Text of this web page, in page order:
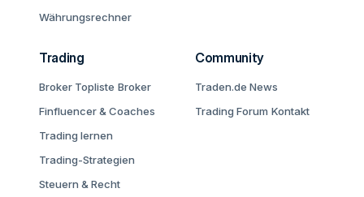
Währungsrechner
Trading
Broker Topliste Broker
Finfluencer & Coaches
Trading lernen
Trading-Strategien
Steuern & Recht
Community
Traden.de News
Trading Forum Kontakt